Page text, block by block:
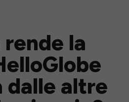
rende la
dalle altre